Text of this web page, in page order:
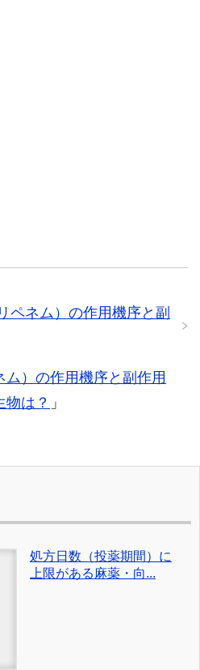
ペネム）の作用機序と副
ム）の作用機序と副作用
物は？ 」
処方日数（投薬期間）に
上限がある麻薬・向...